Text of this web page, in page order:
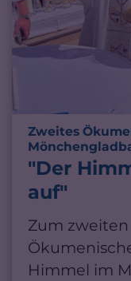
Zweites
"Der
auf"
Zum
Himmel im